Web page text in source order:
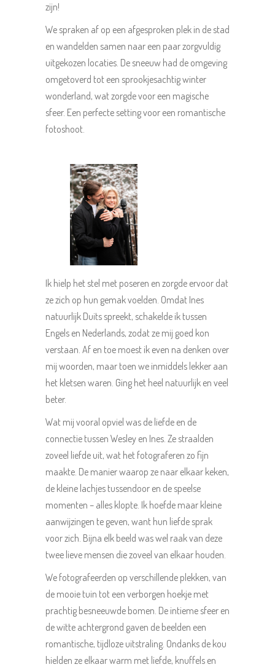
zijn!
We spraken af op een afgesproken plek in de stad
en wandelden samen naar een paar zorgvuldig
uitgekozen locaties. De sneeuw had de omgeving
omgetoverd tot een sprookjesachtig winter
wonderland, wat zorgde voor een magische
sfeer. Een perfecte setting voor een romantische
fotoshoot.
Ik hielp het stel met poseren en zorgde ervoor dat
ze zich op hun gemak voelden. Omdat Ines
natuurlijk Duits spreekt, schakelde ik tussen
Engels en Nederlands, zodat ze mij goed kon
verstaan. Af en toe moest ik even na denken over
mij woorden, maar toen we inmiddels lekker aan
het kletsen waren. Ging het heel natuurlijk en veel
beter.
Wat mij vooral opviel was de liefde en de
connectie tussen Wesley en Ines. Ze straalden
zoveel liefde uit, wat het fotograferen zo fijn
maakte. De manier waarop ze naar elkaar keken,
de kleine lachjes tussendoor en de speelse
momenten – alles klopte. Ik hoefde maar kleine
aanwijzingen te geven, want hun liefde sprak
voor zich. Bijna elk beeld was wel raak van deze
twee lieve mensen die zoveel van elkaar houden.
We fotografeerden op verschillende plekken, van
de mooie tuin tot een verborgen hoekje met
prachtig besneeuwde bomen. De intieme sfeer en
de witte achtergrond gaven de beelden een
romantische, tijdloze uitstraling. Ondanks de kou
hielden ze elkaar warm met liefde, knuffels en